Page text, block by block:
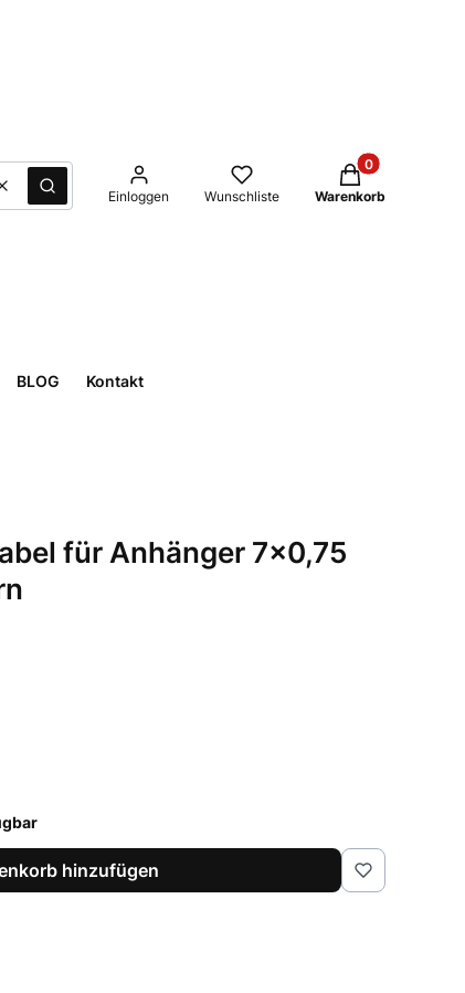
LöschenSuche Einloggen Wunschliste
Produkte im
Warenkorb
BLOG Kontakt
für Anhänger 7x0,75
hinzufügen